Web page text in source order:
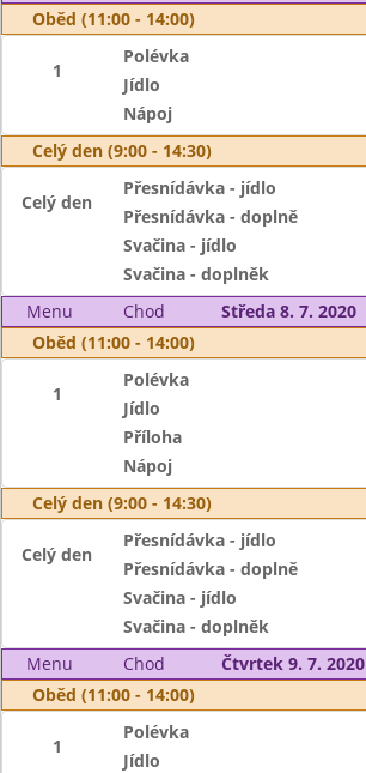
Oběd (11:00 - 14:00)
1
Polévka
Jídlo
Nápoj
Celý den (9:00 - 14:30)
Celý den
Přesnídávka - jídlo
Přesnídávka - doplně
Svačina - jídlo
Svačina - doplněk
Menu
Chod
Středa 8. 7. 2020
Oběd (11:00 - 14:00)
1
Polévka
Jídlo
Příloha
Nápoj
Celý den (9:00 - 14:30)
Celý den
Přesnídávka - jídlo
Přesnídávka - doplně
Svačina - jídlo
Svačina - doplněk
Menu
Chod
Čtvrtek 9. 7. 2020
Oběd (11:00 - 14:00)
1
Polévka
Jídlo